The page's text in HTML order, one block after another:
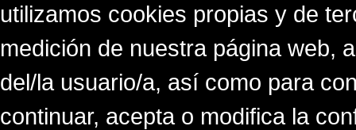
utilizamos cookies propias y de
medición de nuestra página web,
del/la usuario/a, así como para
continuar, acepta o modifica la